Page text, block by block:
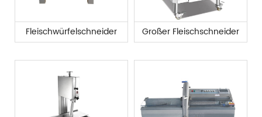
Fleischwürfelschneider Großer Fleischschneider